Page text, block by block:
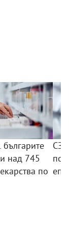
над 745
по